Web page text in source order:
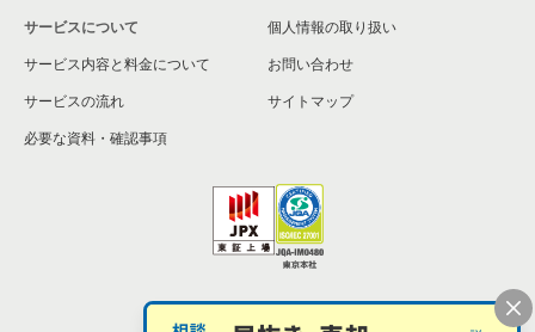
横浜市栄区の飲食店の居抜き売却物件の案件一覧
横浜市瀬谷区の飲食店の居抜き売却物件の案件一覧
座間市の飲食店の居抜き売却物件の案件一覧
横浜市戸塚区の飲食店の居抜き売却物件の案件一覧
サービスについて
サービス内容と料金について
サービスの流れ
必要な資料・確認事項
個人情報の取り扱い
お問い合わせ
サイトマップ
個人情報の取扱い